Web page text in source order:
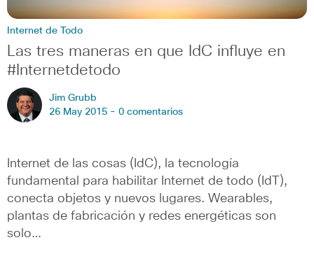
Internet de Todo
Las tres maneras en que IdC influye en
#Internetdetodo
Jim Grubb
26 May 2015 - 0 comentarios
Internet de las cosas (IdC), la tecnología
fundamental para habilitar Internet de todo (IdT),
conecta objetos y nuevos lugares. Wearables,
plantas de fabricación y redes energéticas son
solo…